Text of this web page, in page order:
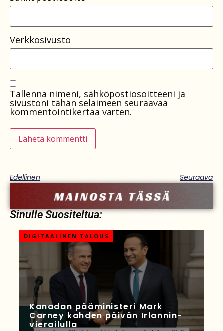
Verkkosivusto
Tallenna nimeni, sähköpostiosoitteeni ja
sivustoni tähän selaimeen seuraavaa
kommentointikertaa varten.
Edellinen Seuraava
Sinulle Suositeltua:
DIGITAALINEN TALOUS
Kanadan pääministeri Mark
Carney kahden päivän Irlannin-
vierailulla